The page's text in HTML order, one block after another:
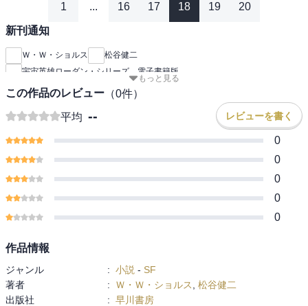
1 ... 16 17 18 19 20
新刊通知
Ｗ・Ｗ・ショルス
松谷健二
宇宙英雄ローダン・シリーズ 電子書籍版
もっと見る
この作品のレビュー （0件）
平均 -- レビューを書く
0
0
0
0
0
作品情報
ジャンル : 小説 - SF
著者
: Ｗ・Ｗ・ショルス
松谷健二
出版社
: 早川書房